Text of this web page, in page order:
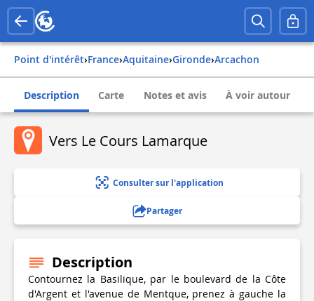
Point d'intérêt› france› aquitaine› gironde› arcachon
Description Carte Notes et avis À voir autour
Vers Le Cours Lamarque
Consulter sur l'application
Partager
Description
Contournez la Basilique, par le boulevard de la Côte
d'Argent et l'avenue de Mentque, prenez à gauche la